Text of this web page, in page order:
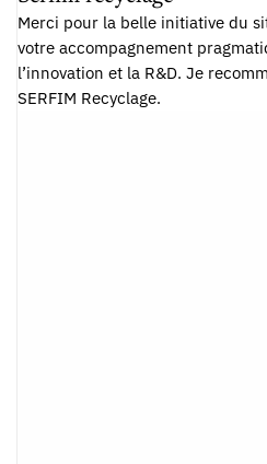
Merci pour la belle initiative du
votre accompagnement
l’innovation et la R&D. Je
SERFIM Recyclage.